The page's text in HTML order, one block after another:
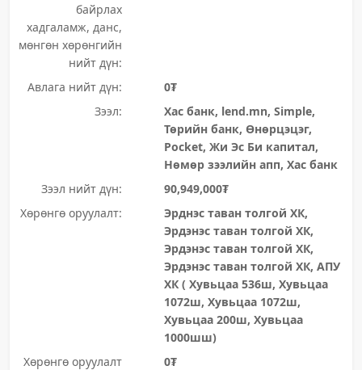
байрлах
хадгаламж, данс,
мөнгөн хөрөнгийн
нийт дүн:
Авлага нийт дүн:
0₮
Зээл:
Хас банк, lend.mn, Simple,
Төрийн банк, Өнөрцэцэг,
Pocket, Жи Эс Би капитал,
Нөмөр зээлийн апп, Хас банк
Зээл нийт дүн:
90,949,000₮
Хөрөнгө оруулалт:
Эрднэс таван толгой ХК,
Эрдэнэс таван толгой ХК,
Эрдэнэс таван толгой ХК,
Эрдэнэс таван толгой ХК, АПУ
ХК ( Хувьцаа 536ш, Хувьцаа
1072ш, Хувьцаа 1072ш,
Хувьцаа 200ш, Хувьцаа
1000шш)
Хөрөнгө оруулалт
0₮